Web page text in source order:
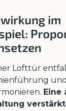
im
Lofttür
Eine